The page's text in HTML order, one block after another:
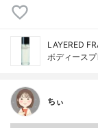
LAYERED
ボディースプ
ちぃ